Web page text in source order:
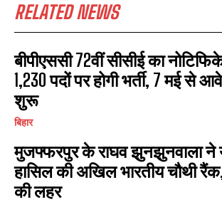
I WANT IN
I've read and accept the
RELATED NEWS
बीपीएससी 72वीं सीसीई का
1,230 पदों पर होगी भर्ती, 7 मई से
शुरू
बिहार
मुजफ्फरपुर के राघव झुनझुनवाला ने
हासिल की अखिल भारतीय चौथी
की लहर